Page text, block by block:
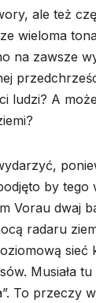
ale też
wieloma
na zawsze
ludzi? A
by tego
Vorau dwaj
radaru
sieć
Musiała
To przeczy